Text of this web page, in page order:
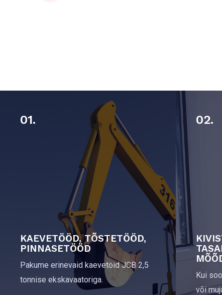
01.
KAEVETÖÖD, TÕSTETÖÖD,
PINNASETÖÖD
Pakume erinevaid kaevetöid JCB 2,5
tonnise ekskavaatoriga.
02.
Kui
või